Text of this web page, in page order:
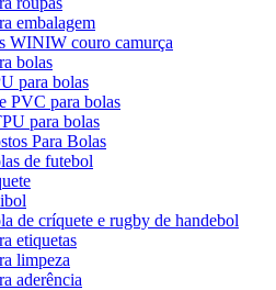
embalagem
WINIW couro camurça
bolas
para bolas
PVC para bolas
para bolas
Para Bolas
de futebol
de críquete e rugby de handebol
etiquetas
limpeza
aderência